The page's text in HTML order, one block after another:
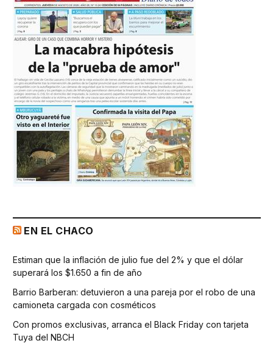
EN EL CHACO
Estiman que la inflación de julio fue del 2% y que el dólar
superará los $1.650 a fin de año
Barrio Barberan: detuvieron a una pareja por el robo de una
camioneta cargada con cosméticos
Con promos exclusivas, arranca el Black Friday con tarjeta
Tuya del NBCH